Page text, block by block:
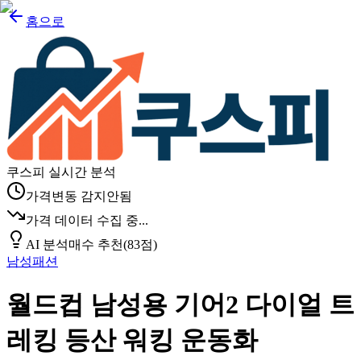
홈으로
쿠스피 실시간 분석
가격변동 감지안됨
가격 데이터 수집 중...
AI 분석매수 추천(83점)
남성패션
월드컵 남성용 기어2 다이얼 트
레킹 등산 워킹 운동화